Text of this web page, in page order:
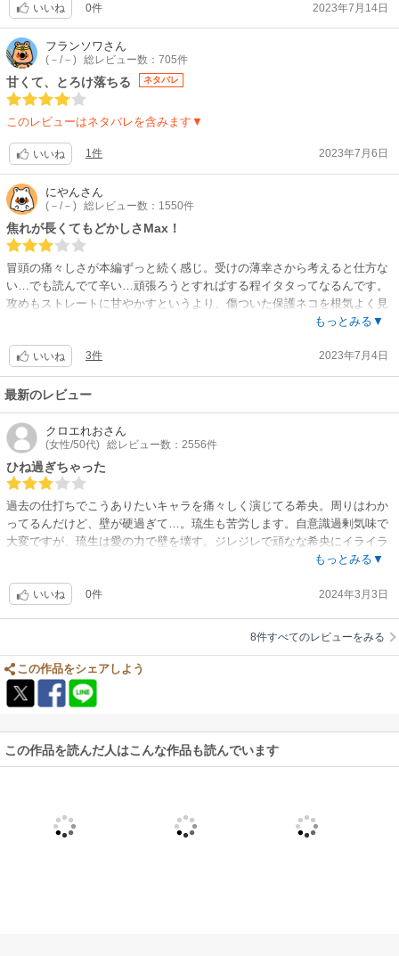
いいね 0件 2023年7月14日
フランソワ さん
(－/－) 総レビュー数：705件
甘くて、とろけ落ちる ネタバレ
このレビューはネタバレを含みます▼
いいね 1件 2023年7月6日
にやんさん
(－/－) 総レビュー数：1550件
焦れが長くてもどかしさMax！
冒頭の痛々しさが本編ずっと続く感じ。受けの薄幸さから考えると仕方な
い…でも読んでて辛い…頑張ろうとすればする程イタタってなるんです。
攻めもストレートに甘やかすというより、傷ついた保護ネコを根気よく見
守る感じ。グイグイ来ないし、どこか思わせぶりでさらに受けが誤解する
そこまで焦れ焦れイライラしてても、ちゃんと過去の悪役たちのザマ～展
開があったのでなんとか最後まで読めた。イチャイチャあるけど甘さは控
えめ。
もっとみる▼
いいね 3件 2023年7月4日
最新のレビュー
クロエれおさん
(女性/50代) 総レビュー数：2556件
ひね過ぎちゃった
過去の仕打ちでこうありたいキャラを痛々しく演じてる希央。周りはわか
ってるんだけど、壁が硬過ぎて…。琉生も苦労します。自意識過剰気味で
大変ですが、琉生は愛の力で壁を壊す。ジレジレで頑なな希央にイライラ
もっとみる▼
いいね 0件 2024年3月3日
8件すべてのレビューをみる
この作品をシェアしよう
この作品を読んだ人はこんな作品も読んでいます